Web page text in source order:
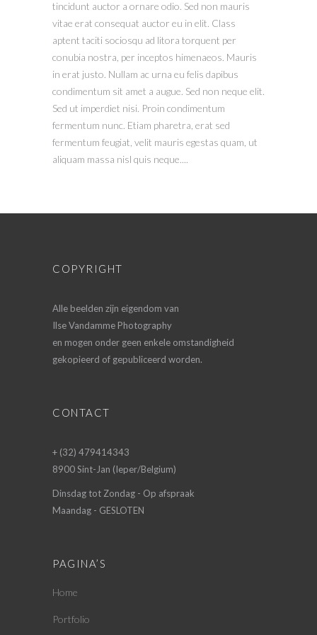
tincidunt auctor a ornare odio. Sed non mauris
vitae erat consequat auctor eu in elit. Class
aptent taciti sociosqu ad litora torquent per
conubia nostra, per inceptos himenaeos. Mauris
in erat justo. Nullam ac urna eu felis dapibus
condimentum sit amet a augue. Sed non neque elit.
Sed ut imperdiet nisi. Proin condimentum
fermentum nunc. Etiam pharetra, erat sed
fermentum feugiat, velit mauris egestas quam, ut
aliquam massa nisl quis neque....
COPYRIGHT
Alle beelden zijn eigendom van
Ilse Vandamme Photography
en mogen onder geen enkele omstandigheid
gekopieerd of gepubliceerd worden.
CONTACT
+ (32) 479414343
8900 Sint-Jan (Ieper/Belgium)
Dinsdag tot Zondag - Op afspraak
Maandag - GESLOTEN
PAGINA’S
Home
Portfolio